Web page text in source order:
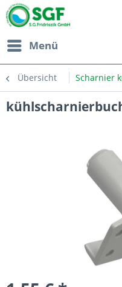
Menü
Übersicht Scharnier